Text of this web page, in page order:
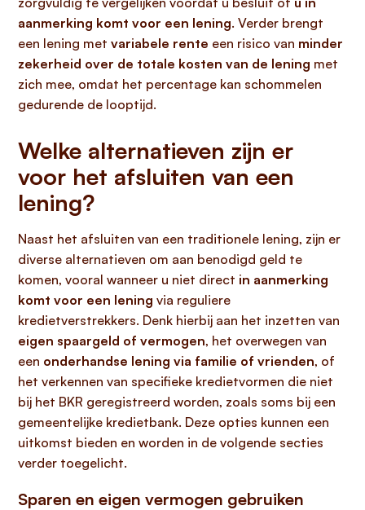
aanmerking komt voor een lening. Verder brengt
een lening met variabele rente een risico van minder
zekerheid over de totale kosten van de lening met
zich mee, omdat het percentage kan schommelen
gedurende de looptijd.
Welke alternatieven zijn er
voor het afsluiten van een
lening?
Naast het afsluiten van een traditionele lening, zijn er
diverse alternatieven om aan benodigd geld te
komen, vooral wanneer u niet direct in aanmerking
komt voor een lening via reguliere
kredietverstrekkers. Denk hierbij aan het inzetten van
eigen spaargeld of vermogen, het overwegen van
een onderhandse lening via familie of vrienden, of
het verkennen van specifieke kredietvormen die niet
bij het BKR geregistreerd worden, zoals soms bij een
gemeentelijke kredietbank. Deze opties kunnen een
uitkomst bieden en worden in de volgende secties
verder toegelicht.
Sparen en eigen vermogen gebruiken